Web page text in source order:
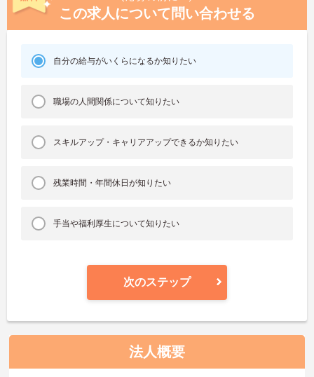
この求人について問い合わせる
自分の給与がいくらになるか知りたい
職場の人間関係について知りたい
スキルアップ・キャリアアップできるか知りたい
残業時間・年間休日が知りたい
手当や福利厚生について知りたい
次のステップ
法人概要